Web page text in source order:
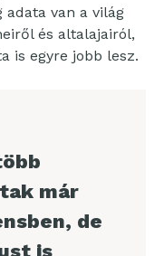
adata van a világ
és altalajairól,
is egyre jobb lesz.
már
de
is